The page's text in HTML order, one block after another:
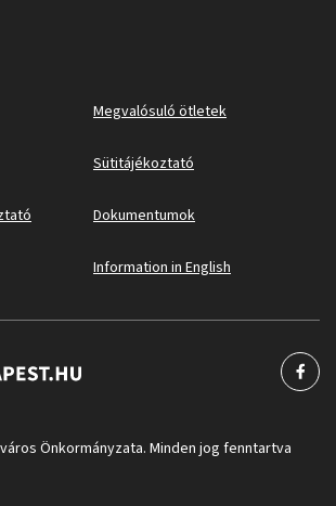
Megvalósuló ötletek
Sütitájékoztató
Dokumentumok
Information in English
Önkormányzata. Minden jog fenntartva